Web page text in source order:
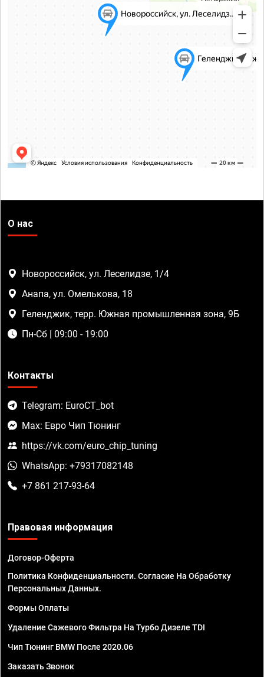
О нас
Новороссийск, ул. Леселидзе, 1/4
Анапа, ул. Омелькова, 18
Геленджик, терр. Южная промышленная зона, 9Б
Пн-Сб | 09:00 - 19:00
Контакты
Telegram: EuroCT_bot
Max: Евро Чип Тюнинг
https://vk.com/euro_chip_tuning
WhatsApp: +79317082148
+7 861 217-93-64
Правовая информация
Договор-Оферта
Политика Конфиденциальности. Согласие На Обработку
Персональных Данных.
Формы Оплаты
Удаление Сажевого Фильтра На Турбо Дизеле TDI
Чип Тюнинг BMW После 2020.06
Заказать Звонок